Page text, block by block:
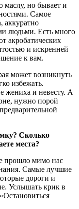
маслу, но бывает и
Самое
аккуратно
людьми. Есть много
акробатических
и искренней
к вам.
может возникнуть
избежать.
жениха и невесту. А
нужно порой
Сколько
места?
прошло мимо нас
Самые лучшие
дороги и
Услышать крик в